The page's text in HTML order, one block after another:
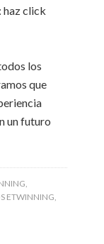
haz click
los
que
un futuro
,
ETWINNING,